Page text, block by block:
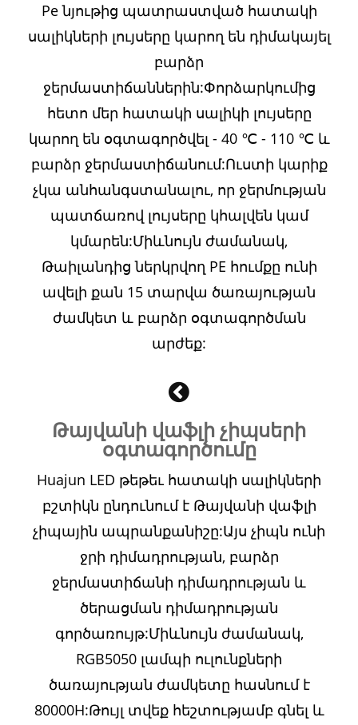
Pe նյութից պատրաստված հատակի
սալիկների լույսերը կարող են դիմակայել
բարձր
ջերմաստիճաններին:Փորձարկումից
հետո մեր հատակի սալիկի լույսերը
կարող են օգտագործվել - 40 ℃ - 110 ℃ և
բարձր ջերմաստիճանում:Ուստի կարիք
չկա անհանգստանալու, որ ջերմության
պատճառով լույսերը կհալվեն կամ
կմարեն:Միևնույն ժամանակ,
Թաիլանդից ներկրվող PE հումքը ունի
ավելի քան 15 տարվա ծառայության
ժամկետ և բարձր օգտագործման
արժեք:
Թայվանի վաֆլի չիպսերի
օգտագործումը
Huajun LED թեթեւ հատակի սալիկների
բշտիկն ընդունում է Թայվանի վաֆլի
չիպային ապրանքանիշը:Այս չիպն ունի
ջրի դիմադրության, բարձր
ջերմաստիճանի դիմադրության և
ծերացման դիմադրության
գործառույթ:Միևնույն ժամանակ,
RGB5050 լամպի ուլունքների
ծառայության ժամկետը հասնում է
80000H:Թույլ տվեք հեշտությամբ գնել և